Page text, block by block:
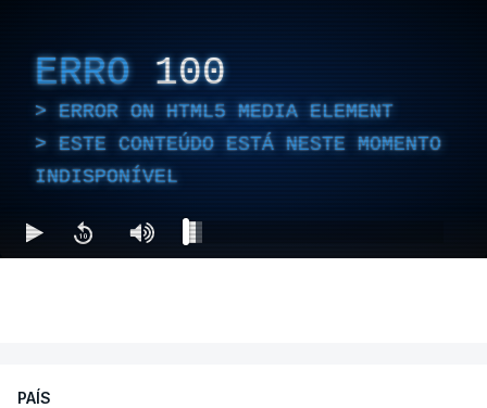
ERRO 100
ERROR ON HTML5 MEDIA ELEMENT
ESTE CONTEÚDO ESTÁ NESTE MOMENTO
INDISPONÍVEL
PAÍS